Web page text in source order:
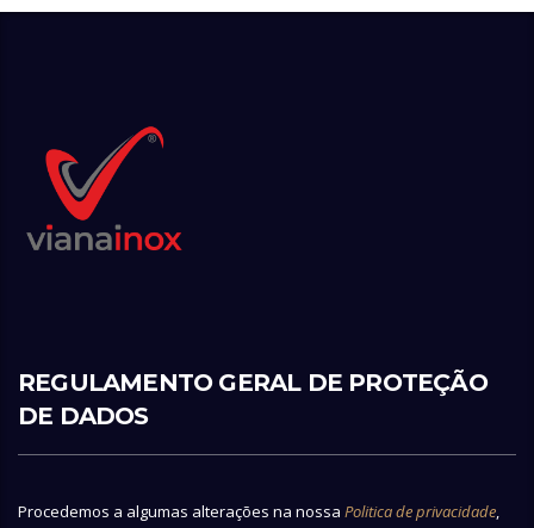
REGULAMENTO GERAL DE PROTEÇÃO
DE DADOS
Procedemos a algumas alterações na nossa Politica de privacidade,